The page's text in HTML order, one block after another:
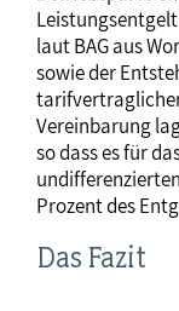
laut BAG aus
sowie der
Vereinbarung
so dass es für
Prozent des
Das Fazit